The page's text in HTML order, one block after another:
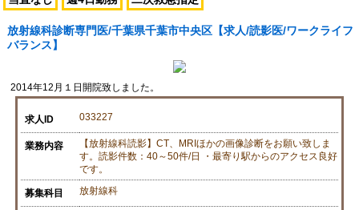
放射線科診断専門医/千葉県千葉市中央区【求人/読影医/ワークライフ
バランス】
2014年12月１日開院致しました。
求人ID 033227
業務内容
【放射線科読影】CT、MRIほかの画像診断をお願い致しま
す。読影件数：40～50件/日 ・最寄り駅からのアクセス良好
です。
募集科目 放射線科